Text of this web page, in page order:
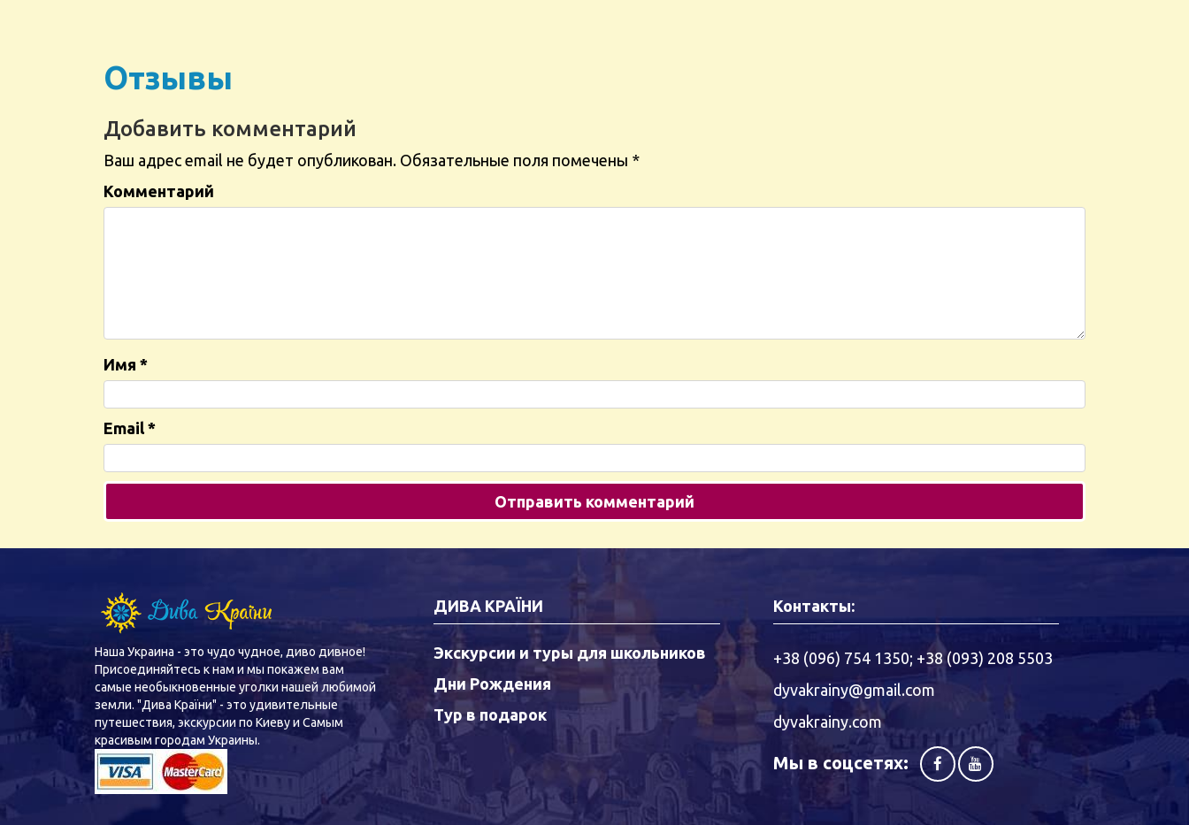
Отзывы
Добавить комментарий
Ваш адрес email не будет опубликован. Обязательные поля помечены *
Комментарий
Имя *
Email *
Наша Украина - это чудо чудное, диво дивное!
Присоединяйтесь к нам и мы покажем вам
самые необыкновенные уголки нашей любимой
земли. "Дива Країни" - это удивительные
путешествия, экскурсии по Киеву и Самым
красивым городам Украины.
ДИВА КРАЇНИ
Экскурсии и туры для школьников
Дни Рождения
Тур в подарок
Контакты:
+38 (096) 754 1350; +38 (093) 208 5503
dyvakrainy@gmail.com
dyvakrainy.com
Мы в соцсетях: